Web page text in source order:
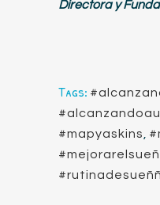
Directora y
Tags:
#mapyaskins